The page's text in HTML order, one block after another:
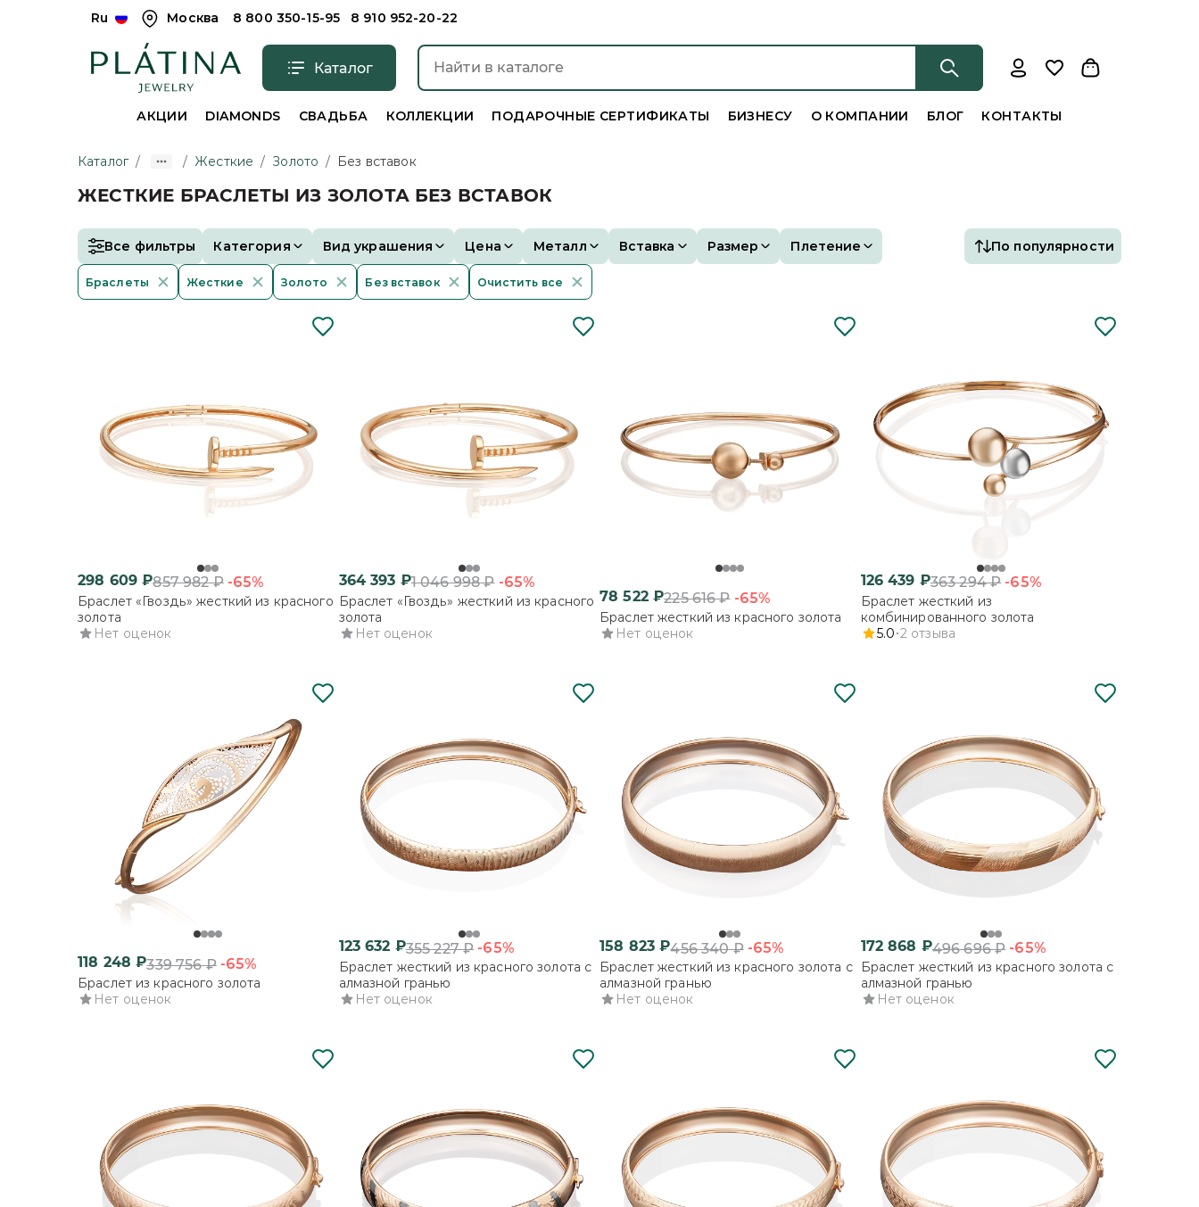
Ru Москва 8 800 350-15-95 8 910 952-20-22
Каталог
АКЦИИ DIAMONDS СВАДЬБА КОЛЛЕКЦИИ ПОДАРОЧНЫЕ СЕРТИФИКАТЫ БИЗНЕСУ О КОМПАНИИ БЛОГ КОНТАКТЫ
Каталог / / Жесткие / Золото / Без вставок
ЖЕСТКИЕ БРАСЛЕТЫ ИЗ ЗОЛОТА БЕЗ ВСТАВОК
Все фильтры Категория Вид украшения Цена Металл Вставка Размер Плетение По популярности
Браслеты Жесткие Золото Без вставок Очистить все
298 609 ₽857 982₽ -65%
Браслет «Гвоздь» жесткий из красного
золота
Нет оценок
364 393 ₽1 046 998₽ -65%
Браслет «Гвоздь» жесткий из красного
золота
Нет оценок
78 522₽225 616₽ -65%
Браслет жесткий из красного золота
Нет оценок
126 439 ₽363 294₽ -65%
Браслет жесткий из
комбинированного золота
5.0 2 отзыва
118 248 ₽339 756₽ -65%
Браслет из красного золота
Нет оценок
123 632 ₽355 227₽ -65%
Браслет жесткий из красного золота с
алмазной гранью
Нет оценок
158 823 ₽456 340₽ -65%
Браслет жесткий из красного золота с
алмазной гранью
Нет оценок
172 868 ₽496 696₽ -65%
Браслет жесткий из красного золота с
алмазной гранью
Нет оценок